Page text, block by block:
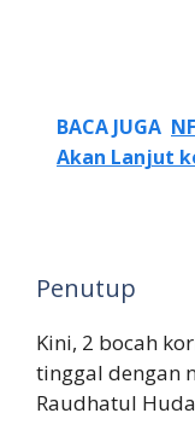
BACA JUGA
Akan Lanjut
Penutup
Kini, 2 bocah
tinggal dengan
Raudhatul